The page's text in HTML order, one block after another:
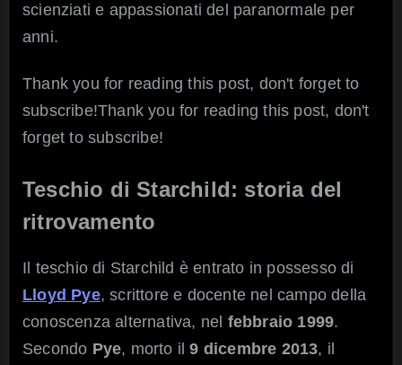
scienziati e appassionati del paranormale per
anni.
Thank you for reading this post, don't forget to
subscribe!Thank you for reading this post, don't
forget to subscribe!
Teschio di Starchild: storia del
ritrovamento
Il teschio di Starchild è entrato in possesso di
Lloyd Pye, scrittore e docente nel campo della
conoscenza alternativa, nel febbraio 1999.
Secondo Pye, morto il 9 dicembre 2013, il